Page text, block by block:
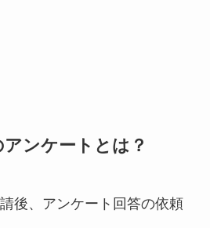
ンケートとは？
後、アンケート回答の依頼